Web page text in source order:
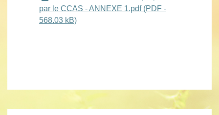
par le CCAS - ANNEXE 1.pdf (PDF -
568.03 kB)